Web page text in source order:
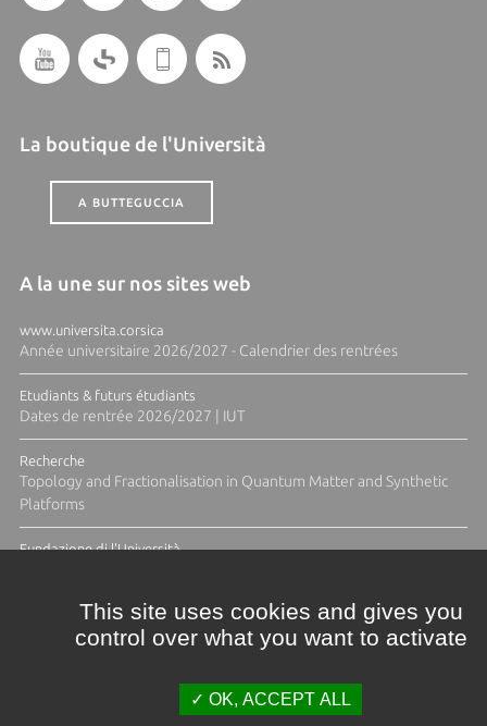
La boutique de l'Università
A BUTTEGUCCIA
A la une sur nos sites web
www.universita.corsica
Année universitaire 2026/2027 - Calendrier des rentrées
Etudiants & futurs étudiants
Dates de rentrée 2026/2027 | IUT
Recherche
Topology and Fractionalisation in Quantum Matter and Synthetic
Platforms
Fundazione di l'Università
This site uses cookies and gives you
control over what you want to activate
OK, ACCEPT ALL